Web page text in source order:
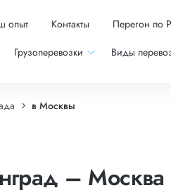
опыт Контакты Перегон по
Грузоперевозки Виды
в Москвы
– Москва